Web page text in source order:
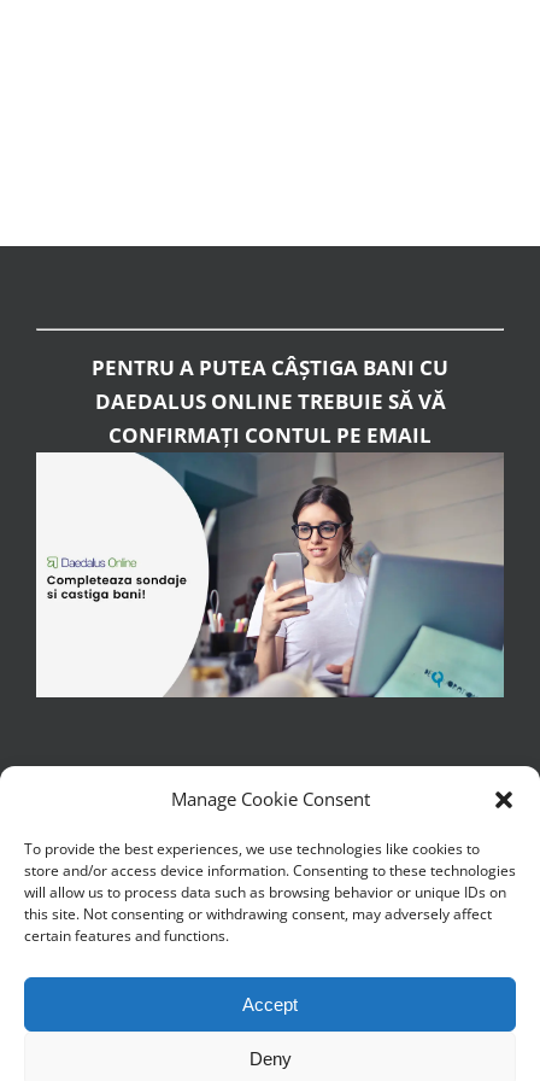
Manage Cookie Consent
To provide the best experiences, we use technologies like cookies to
store and/or access device information. Consenting to these technologies
will allow us to process data such as browsing behavior or unique IDs on
this site. Not consenting or withdrawing consent, may adversely affect
certain features and functions.
Accept
Deny
PENTRU A PUTEA CÂȘTIGA BANI CU
DAEDALUS ONLINE TREBUIE SĂ VĂ
CONFIRMAȚI CONTUL PE EMAIL
Copywrite 2017 - 2026 | Iulian M - Toate drepturile sunt rezervate
| Copierea, reproducerea sau publicarea textelor sau a partilor de
text de pe acest blog este interzisa
atare|
Blog gazduit dechroot